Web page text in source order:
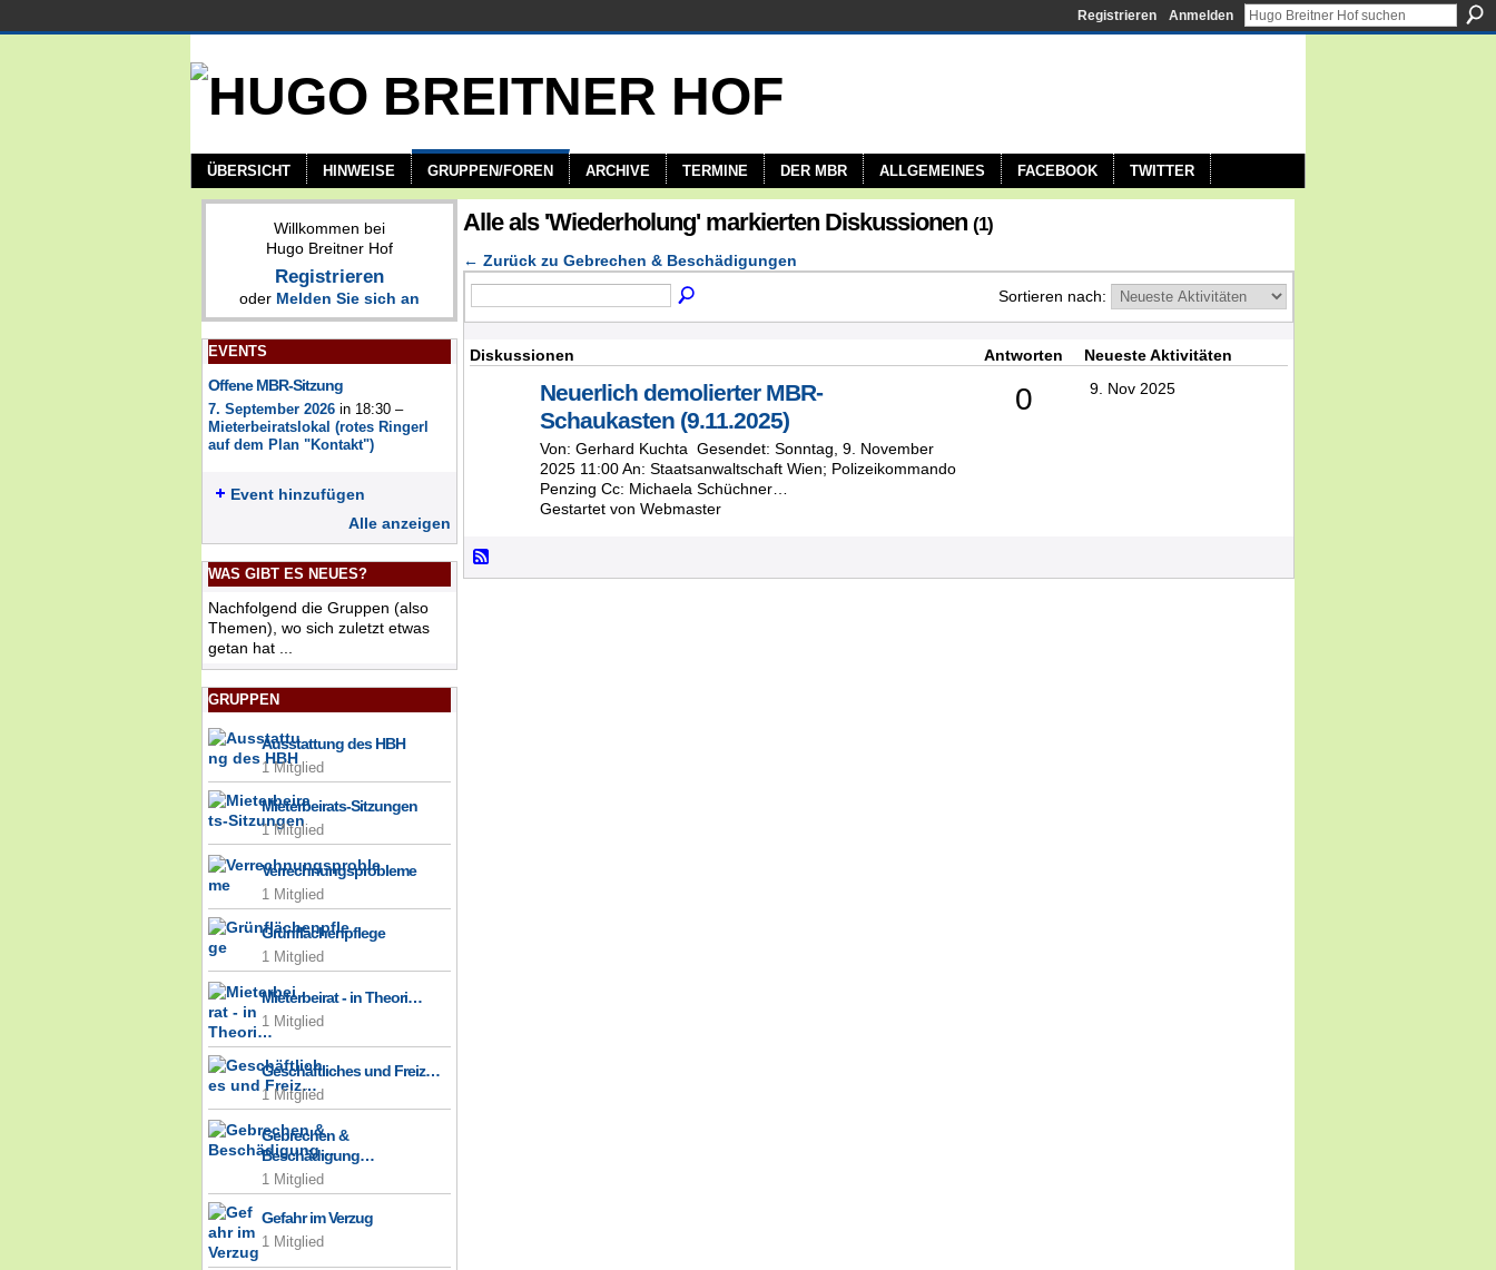
Registrieren Anmelden
ÜBERSICHT HINWEISE GRUPPEN/FOREN ARCHIVE TERMINE DER MBR ALLGEMEINES FACEBOOK TWITTER
Willkommen bei
Hugo Breitner Hof
Registrieren
oder Melden Sie sich an
EVENTS
Offene MBR-Sitzung
7. September 2026 in 18:30 –
Mieterbeiratslokal (rotes Ringerl
auf dem Plan "Kontakt")
Event hinzufügen
Alle anzeigen
WAS GIBT ES NEUES?
Nachfolgend die Gruppen (also
Themen), wo sich zuletzt etwas
getan hat ...
GRUPPEN
Ausstattung des HBH
1 Mitglied
Mieterbeirats-Sitzungen
1 Mitglied
Verrechnungsprobleme
1 Mitglied
Grünflächenpflege
1 Mitglied
Mieterbeirat - in Theori…
1 Mitglied
Geschäftliches und Freiz…
1 Mitglied
Gebrechen &
Beschädigung…
1 Mitglied
Gefahr im Verzug
1 Mitglied
Alle als 'Wiederholung' markierten Diskussionen (1)
← Zurück zu Gebrechen & Beschädigungen
Sortieren nach:
Diskussionen Antworten Neueste Aktivitäten
Neuerlich demolierter MBR-
Schaukasten (9.11.2025)
Von: Gerhard Kuchta Gesendet: Sonntag, 9. November
2025 11:00 An: Staatsanwaltschaft Wien; Polizeikommando
Penzing Cc: Michaela Schüchner…
Gestartet von Webmaster
0 9. Nov 2025